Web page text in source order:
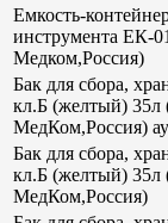
Емкость-
инструмента
Медком,Россия)
Бак для сбора,
кл.Б (желтый)
МедКом,Россия)
Бак для сбора,
кл.Б (желтый)
МедКом,Россия)